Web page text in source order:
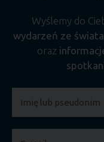
Wyślemy do
wydarzeń ze
oraz